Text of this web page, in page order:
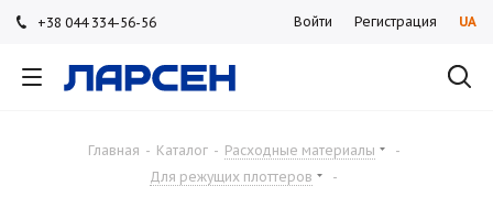
+38 044 334-56-56
+38 044 334-56-56
Войти Регистрация UA
Главная - Каталог - Расходные материалы
-
Для режущих плоттеров
-